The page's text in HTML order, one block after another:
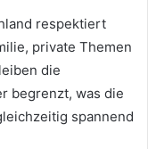
respektiert
private Themen
die
begrenzt, was die
spannend